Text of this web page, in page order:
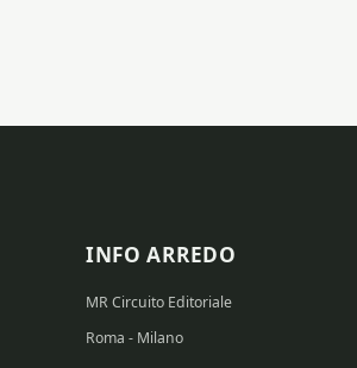
INFO ARREDO
MR Circuito Editoriale
Roma - Milano